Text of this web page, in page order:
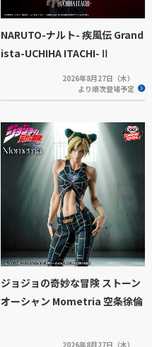
NARUTO-ナルト- 疾風伝 Grand
ista-UCHIHA ITACHI-Ⅱ
2026年8月27日（木）
より順次登場予定
ジョジョの奇妙な冒険 ストーン
オーシャン Mometria 空条徐倫
2026年8月27日（木）